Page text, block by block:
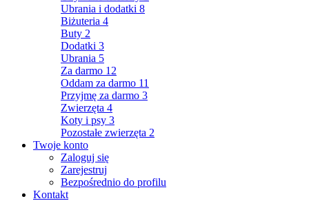
Ubrania i dodatki 8
Biżuteria 4
Buty 2
Dodatki 3
Ubrania 5
Za darmo 12
Oddam za darmo 11
Przyjmę za darmo 3
Zwierzęta 4
Koty i psy 3
Pozostałe zwierzęta 2
Twoje konto
Zaloguj się
Zarejestruj
Bezpośrednio do profilu
Kontakt